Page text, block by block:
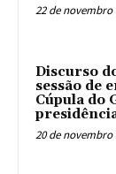
22 de novembro
Discurso
sessão de
Cúpula do
20 de novembro